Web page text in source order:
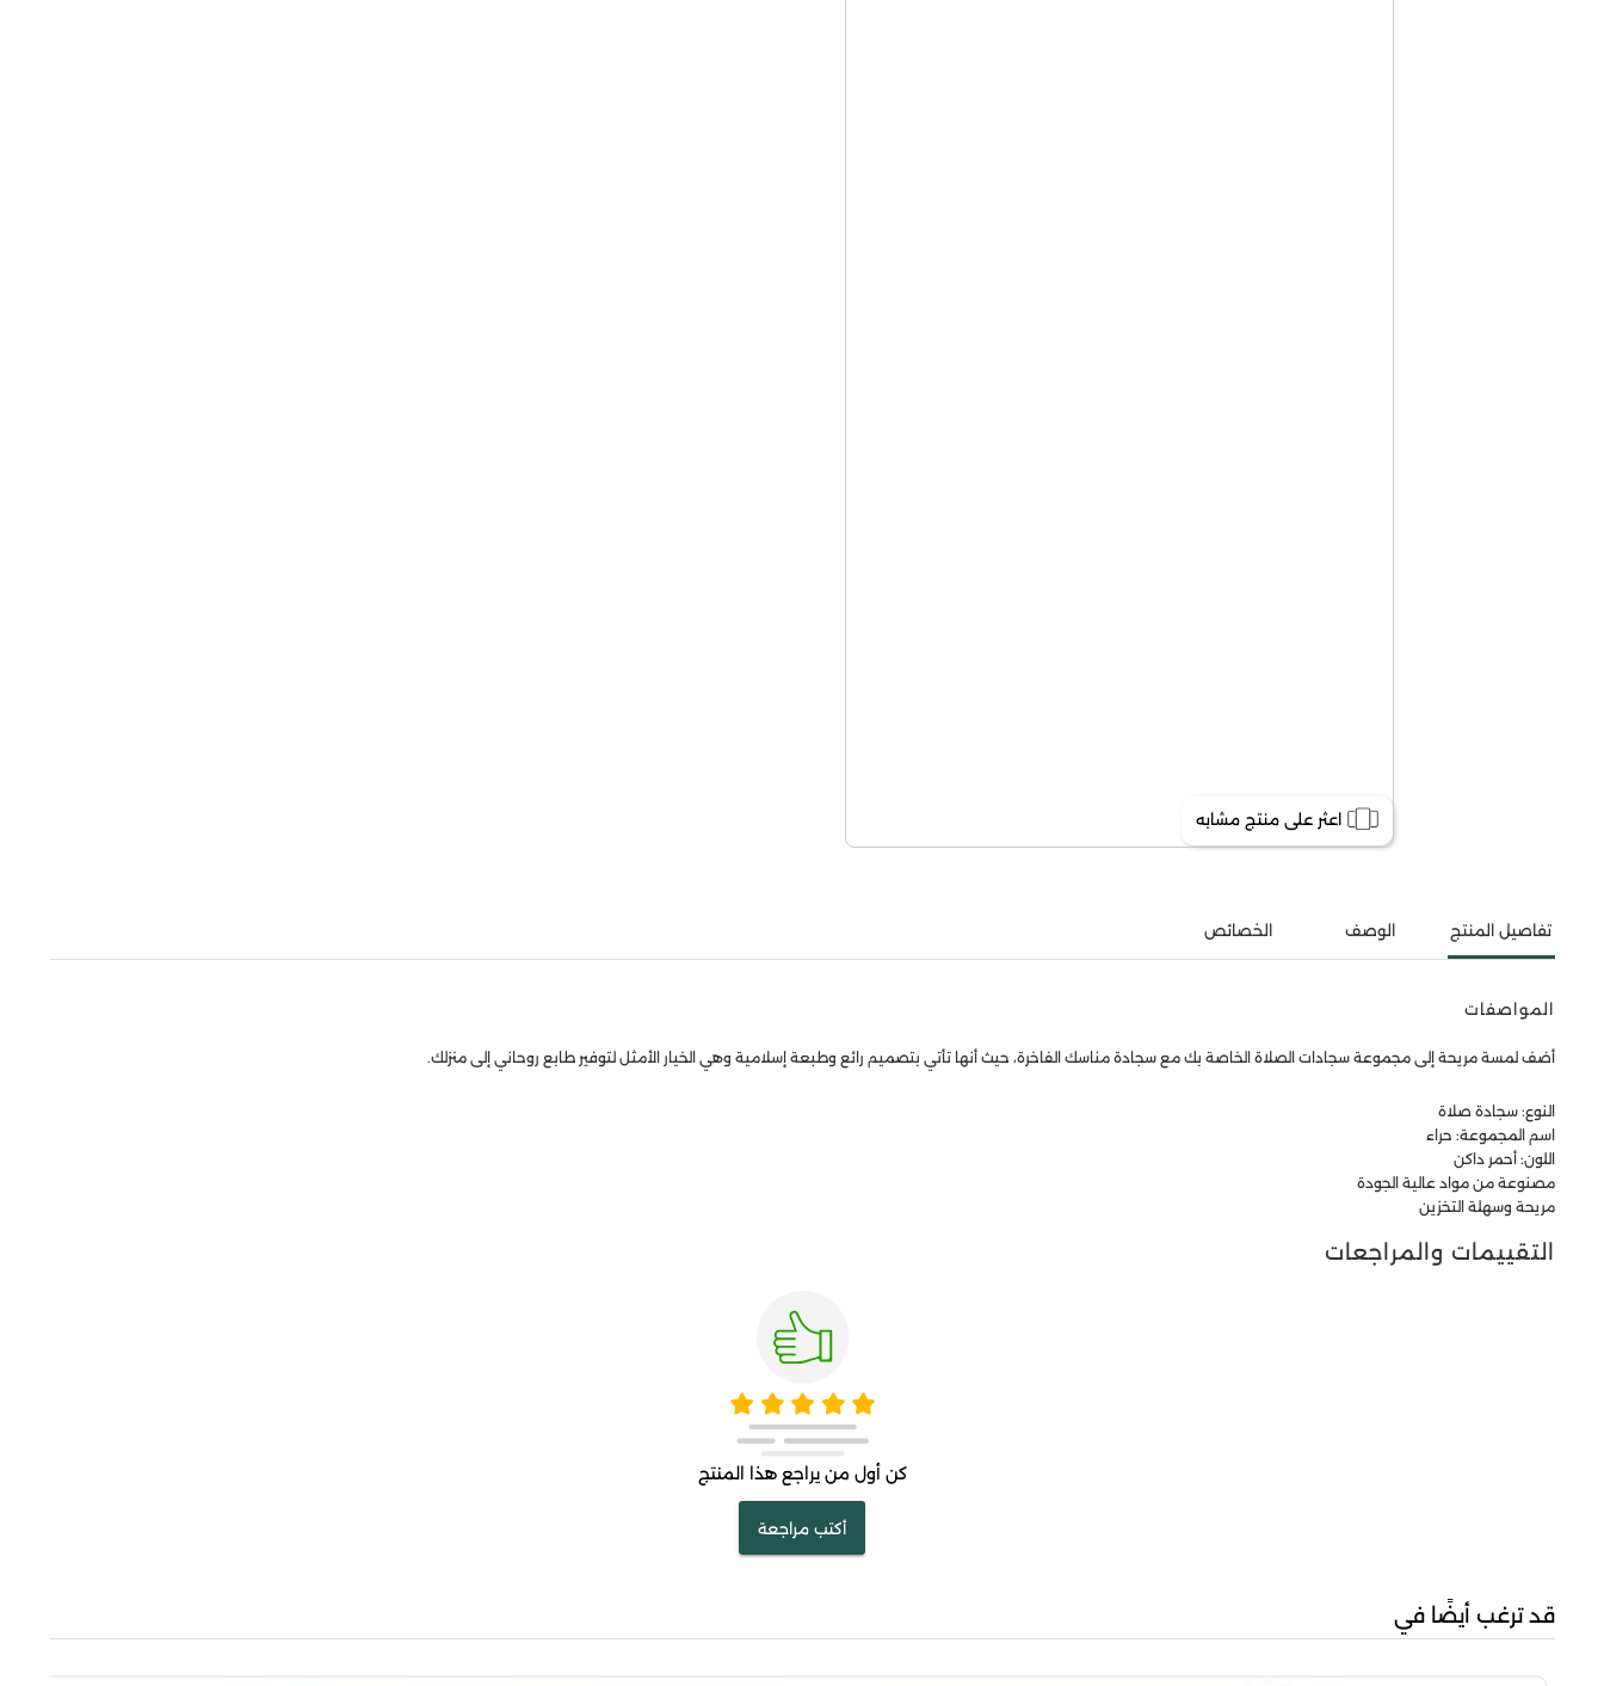
اعثر على منتج مشابه
تفاصيل المنتج الوصف الخصائص
المواصفات
أضف لمسة مريحة إلى مجموعة سجادات الصلاة الخاصة بك مع سجادة مناسك الفاخرة، حيث أنها تأتي بتصميم رائع وطبعة إسلامية وهي الخيار الأمثل لتوفير طابع روحاني إلى منزلك.
النوع: سجادة صلاة
اسم المجموعة: حراء
اللون: أحمر داكن
مصنوعة من مواد عالية الجودة
مريحة وسهلة التخزين
التقييمات والمراجعات
كن أول من يراجع هذا المنتج
أكتب مراجعة
قد ترغب أيضًا في